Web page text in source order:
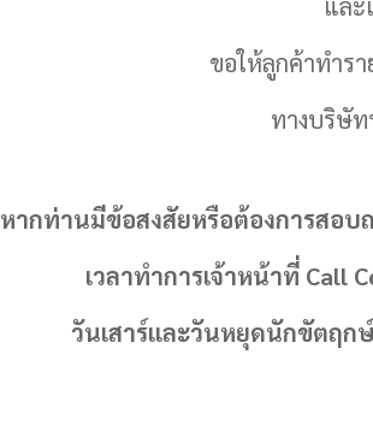
ขอให้ลูกค้าทำร
ทางบริษั
หากท่านมีข้อสงสัยหรือต้องการสอ
เวลาทำการเจ้าหน้าที่Call
วันเสาร์และวันหยุดนักขัตฤก